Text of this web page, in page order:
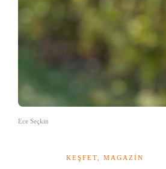
Ece Seçkin
KEŞFET, MAGAZIN